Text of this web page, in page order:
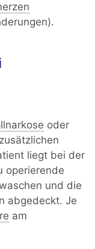
oder
liegt bei der
operierende
und die
abgedeckt. Je
am